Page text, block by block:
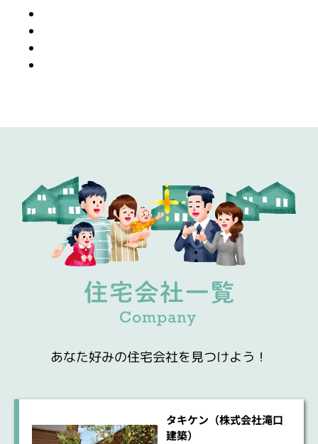
あなた好みの住宅会社を見つけよう！
タキケン（株式会社滝口
建築）